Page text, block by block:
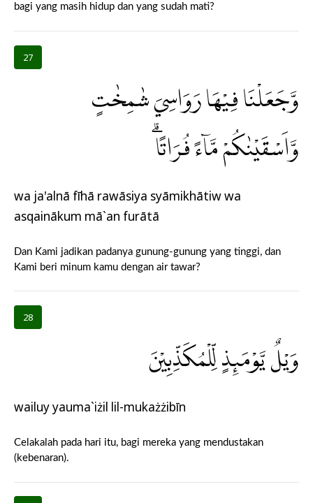
bagi yang masih hidup dan yang sudah mati?
27
وَّجَعَلْنَا فِيْهَا رَوَاسِيَ شٰمِخٰتٍ
وَّاَسْقَيْنٰكُمْ مَّاۤءً فُرَاتًاۗ
wa ja'alnā fīhā rawāsiya syāmikhātiw wa
asqainākum mā`an furātā
Dan Kami jadikan padanya gunung-gunung yang tinggi, dan
Kami beri minum kamu dengan air tawar?
28
وَيْلٌ يَّوْمَىِٕذٍ لِّلْمُكَذِّبِيْنَ
wailuy yauma`iżil lil-mukażżibīn
Celakalah pada hari itu, bagi mereka yang mendustakan
(kebenaran).